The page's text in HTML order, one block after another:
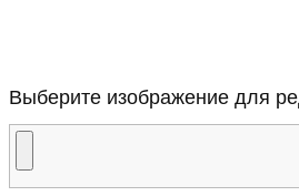
Выберите изображение для